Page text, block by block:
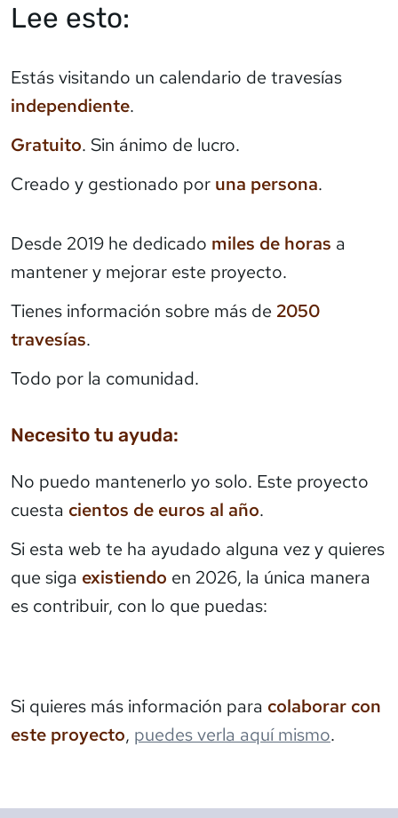
Lee esto:
Estás visitando un calendario de travesías
independiente.
Gratuito. Sin ánimo de lucro.
Creado y gestionado por una persona.
Desde 2019 he dedicado miles de horas a
mantener y mejorar este proyecto.
Tienes información sobre más de 2050
travesías.
Todo por la comunidad.
Necesito tu ayuda:
No puedo mantenerlo yo solo. Este proyecto
cuesta cientos de euros al año.
Si esta web te ha ayudado alguna vez y quieres
que siga existiendo en 2026, la única manera
es contribuir, con lo que puedas:
Si quieres más información para colaborar con
este proyecto, puedes verla aquí mismo.